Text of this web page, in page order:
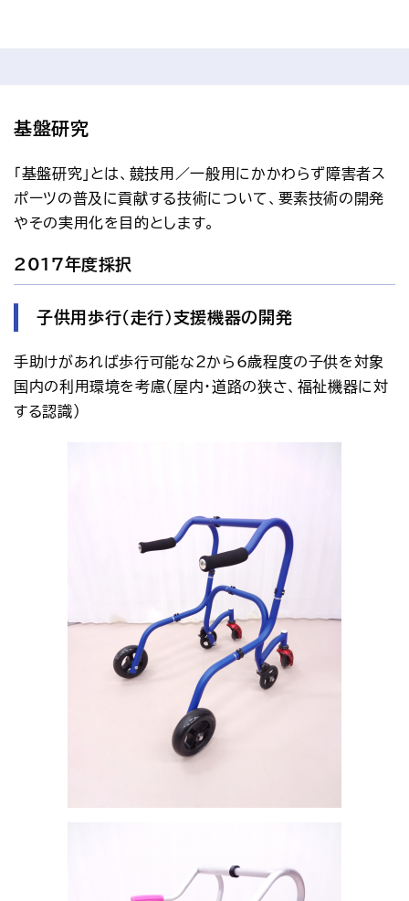
基盤研究
「基盤研究」とは、競技用／一般用にかかわらず障害者ス
ポーツの普及に貢献する技術について、要素技術の開発
やその実用化を目的とします。
2017年度採択
子供用歩行（走行）支援機器の開発
手助けがあれば歩行可能な2から6歳程度の子供を対象
国内の利用環境を考慮（屋内・道路の狭さ、福祉機器に対
する認識）